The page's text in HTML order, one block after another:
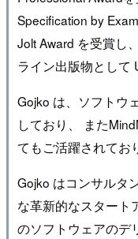
Specification by
Jolt Award を受賞し
ライン出版物として
Gojko は、ソフトウ
しており、 また
てもご活躍されてお
Gojko はコンサルタ
な革新的なスタート
のソフトウェアのデ